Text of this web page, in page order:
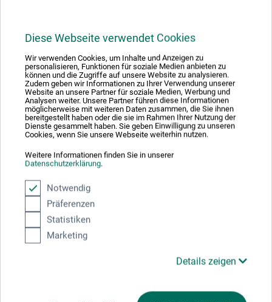
Diese Webseite verwendet Cookies
Wir verwenden Cookies, um Inhalte und Anzeigen zu
personalisieren, Funktionen für soziale Medien anbieten zu
können und die Zugriffe auf unsere Website zu analysieren.
Zudem geben wir Informationen zu Ihrer Verwendung unserer
Website an unsere Partner für soziale Medien, Werbung und
Analysen weiter. Unsere Partner führen diese Informationen
möglicherweise mit weiteren Daten zusammen, die Sie ihnen
bereitgestellt haben oder die sie im Rahmen Ihrer Nutzung der
Dienste gesammelt haben. Sie geben Einwilligung zu unseren
Cookies, wenn Sie unsere Webseite weiterhin nutzen.
Weitere Informationen finden Sie in unserer
Datenschutzerklärung.
Notwendig
Präferenzen
Statistiken
Marketing
Details zeigen
Dammar i stykker
fra87,00 DKK *
plus forsendelse